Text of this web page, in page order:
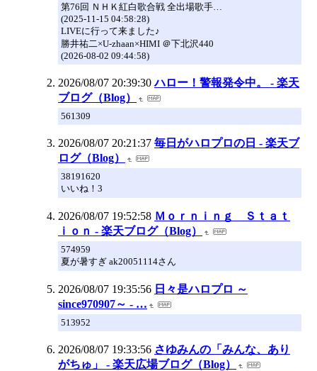
第76回 ＮＨＫ紅白歌合戦 全出場歌手…
(2025-11-15 04:58:28)
LIVEに行って来ました♪
勝井祐二×U-zhaan×HIMI ＠下北沢440
(2026-08-02 09:44:58)
2026/08/07 20:39:30 ハロー！警報発令中。 - 楽天
ブログ（Blog）
561309
2026/08/07 20:21:37 毎日がハロプロの日 - 楽天ブ
ログ（Blog）
38191620
いいね！3
2026/08/07 19:52:58 Ｍｏｒｎｉｎｇ Ｓｔａｔ
ｉｏｎ - 楽天ブログ（Blog）
574959
夏が暑すぎ ak20051114さん
2026/08/07 19:35:56 日々是ハロプロ ～
since970907～ - …
513952
2026/08/07 19:33:56 さゆみんの「みんな、あり
がちゅ」 - 楽天広場ブログ（Blog）